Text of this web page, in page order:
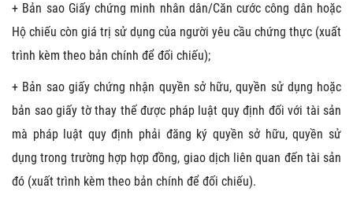
+ Bản sao Giấy chứng minh nhân dân/Căn cước công dân hoặc
Hộ chiếu còn giá trị sử dụng của người yêu cầu chứng thực (xuất
trình kèm theo bản chính để đối chiếu);
+ Bản sao giấy chứng nhận quyền sở hữu, quyền sử dụng hoặc
bản sao giấy tờ thay thế được pháp luật quy định đối với tài sản
mà pháp luật quy định phải đăng ký quyền sở hữu, quyền sử
dụng trong trường hợp hợp đồng, giao dịch liên quan đến tài sản
đó (xuất trình kèm theo bản chính để đối chiếu).